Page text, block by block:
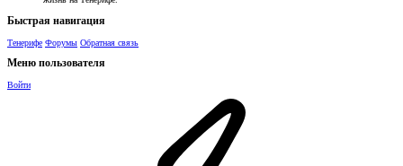
Быстрая навигация
Тенерифе Форумы Обратная связь
Меню пользователя
Войти